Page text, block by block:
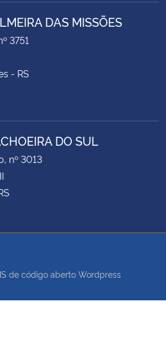
DAS MISSÕES
3751
- RS
DO SUL
nº 3013
de código aberto Wordpress